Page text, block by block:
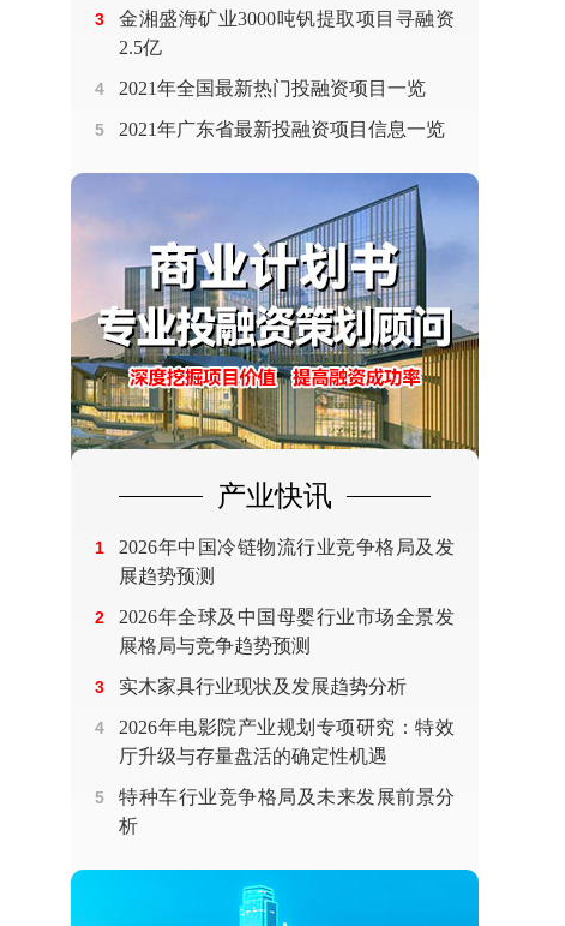
3
金湘盛海矿业3000吨钒提取项目寻融资
2.5亿
4 2021年全国最新热门投融资项目一览
5 2021年广东省最新投融资项目信息一览
产业快讯
1
2026年中国冷链物流行业竞争格局及发
展趋势预测
2
2026年全球及中国母婴行业市场全景发
展格局与竞争趋势预测
3 实木家具行业现状及发展趋势分析
4
2026年电影院产业规划专项研究：特效
厅升级与存量盘活的确定性机遇
5
特种车行业竞争格局及未来发展前景分
析